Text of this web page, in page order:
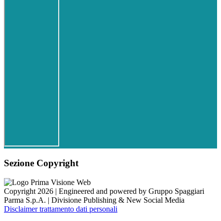
Sezione Copyright
Copyright 2026 | Engineered and powered by Gruppo Spaggiari
Parma S.p.A. | Divisione Publishing & New Social Media
Disclaimer trattamento dati personali